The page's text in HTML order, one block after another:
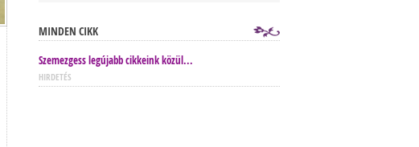
MINDEN CIKK
Szemezgess legújabb cikkeink közül...
HIRDETÉS